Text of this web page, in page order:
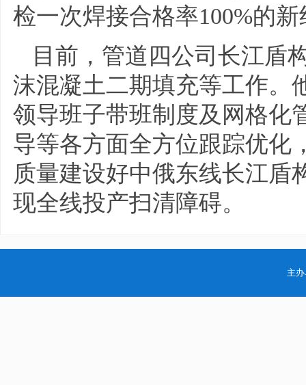
检一次焊接合格率100%的
目前，管道四公司长江盾
沫混凝土二期填充等工作。
领导班子带班制度及网格化
导等各方面全方位跟踪优化
质量建设好中俄东线长江盾
现全线投产扫清障碍。
主